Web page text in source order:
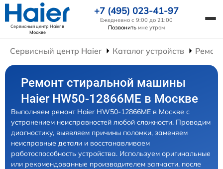
Сервисный центр Haierв
Москве
+7 (495) 023-41-97
Ежедневно с 9:00 до 21:00
Позвонить мне утром
Сервисный центр Haier Каталог устройств
Ремонт стиральной машины
Haier HW50-12866ME в Москве
Выполняем ремонт Haier HW50-12866ME в Москве с
устранением неисправностей любой сложности. Проводим
диагностику, выявляем причины поломки, заменяем
неисправные детали и восстанавливаем
работоспособность устройства. Используем оригинальные
или рекомендованные производителем запчасти, после